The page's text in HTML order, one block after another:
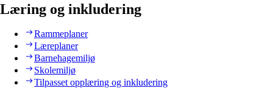
Læring og inkludering
Rammeplaner
Læreplaner
Barnehagemiljø
Skolemiljø
Tilpasset opplæring og inkludering